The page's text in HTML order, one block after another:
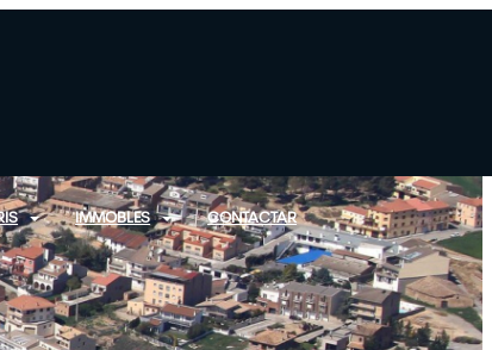
IMMOBLES CONTACTAR